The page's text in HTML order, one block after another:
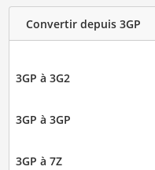
Convertir depuis 3GP
3GP à 3G2
3GP à 3GP
3GP à 7Z